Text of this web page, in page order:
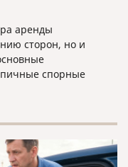
аренды
сторон, но и
спорные